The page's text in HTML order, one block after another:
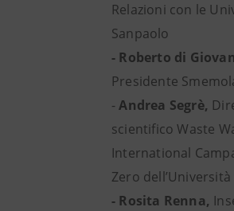
Relazioni con le
Sanpaolo
- Roberto di
Presidente
-Andrea Segrè,
scientifico Waste
International
Zero
- Rosita Renna,